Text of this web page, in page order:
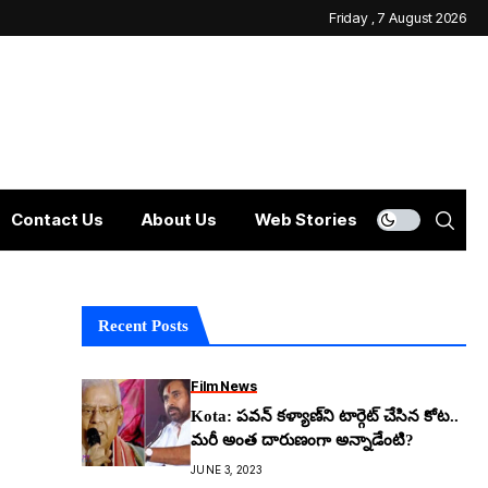
Friday , 7 August 2026
Contact Us About Us Web Stories
Recent Posts
Film News
Kota: ప‌వ‌న్ క‌ళ్యాణ్‌ని టార్గెట్ చేసిన కోట‌..
మ‌రీ అంత దారుణంగా అన్నాడేంటి?
JUNE 3, 2023